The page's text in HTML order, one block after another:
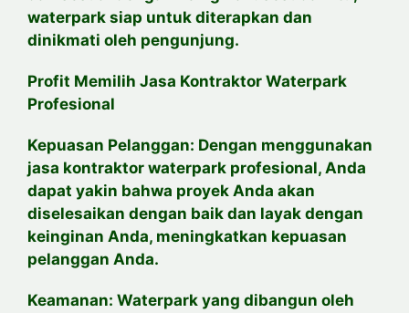
waterpark siap untuk diterapkan dan
dinikmati oleh pengunjung.
Profit Memilih Jasa Kontraktor Waterpark
Profesional
Kepuasan Pelanggan: Dengan menggunakan
jasa kontraktor waterpark profesional, Anda
dapat yakin bahwa proyek Anda akan
diselesaikan dengan baik dan layak dengan
keinginan Anda, meningkatkan kepuasan
pelanggan Anda.
Keamanan: Waterpark yang dibangun oleh